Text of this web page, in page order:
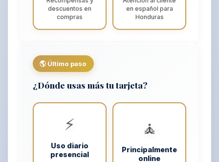
descuentos en
compras
en español para
Honduras
🌎 Último paso
¿Dónde usas más tu tarjeta?
⚡
Uso diario
presencial
🧘
Principalmente
online